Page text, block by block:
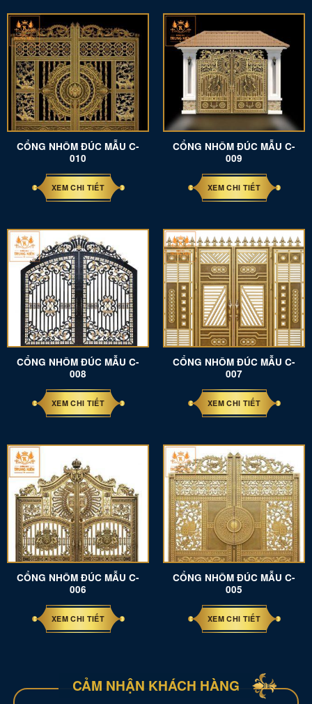
CỔNG NHÔM ĐÚC MẪU C-
010
XEM CHI TIẾT
CỔNG NHÔM ĐÚC MẪU C-
009
XEM CHI TIẾT
CỔNG NHÔM ĐÚC MẪU C-
008
XEM CHI TIẾT
CỔNG NHÔM ĐÚC MẪU C-
007
XEM CHI TIẾT
CỔNG NHÔM ĐÚC MẪU C-
006
XEM CHI TIẾT
CỔNG NHÔM ĐÚC MẪU C-
005
XEM CHI TIẾT
CẢM NHẬN KHÁCH HÀNG